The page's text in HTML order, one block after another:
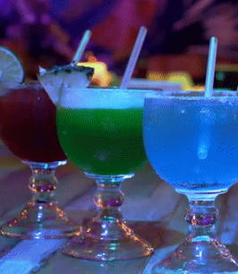
Vídeo & Post Producción,